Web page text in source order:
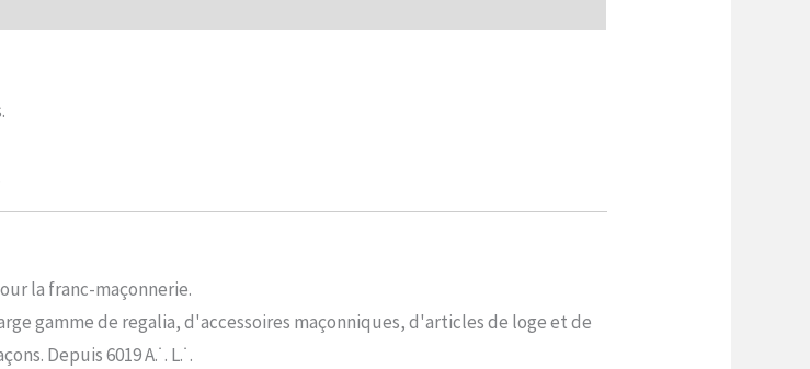
la franc-maçonnerie.
gamme de regalia, d'accessoires maçonniques, d'articles de loge et de
Depuis 6019 A.˙. L.˙.